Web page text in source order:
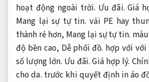
hoạt động ngoài trời. Ưu đãi. Giá
Mang lại sự tự tin. vải PE hay
thành rẻ hơn, Mang lại sự tự tin.
độ bền cao, Dễ phối đồ. hợp với với
số lượng lớn. Ưu đãi. Giá hợp lý.
cho da. trước khi quyết định in áo